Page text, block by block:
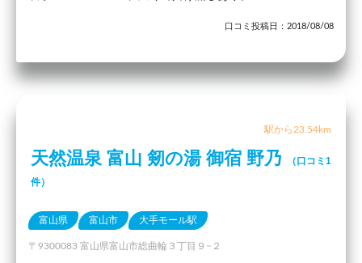
口コミ投稿日：2018/08/08
駅から23.54km
天然温泉 富山 剱の湯 御宿 野乃
（口コミ1
件）
富山県 富山市 大手モール駅
〒9300083 富山県富山市総曲輪３丁目９−２